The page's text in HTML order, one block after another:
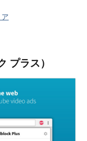
プラス）